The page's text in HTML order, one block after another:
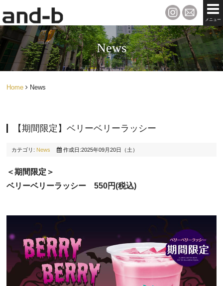
メニュー
News
Home News
【期間限定】ベリーベリーラッシー
カテゴリ: News 作成日:2025年09月20日（土）
＜期間限定＞
ベリーベリーラッシー　550円(税込)